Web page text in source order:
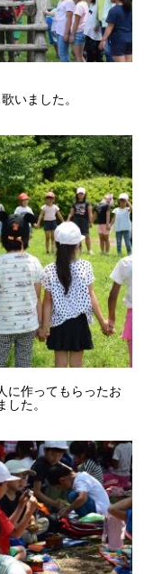
いました。
に作ってもらったお
した。